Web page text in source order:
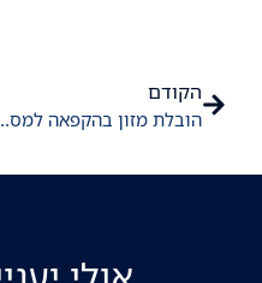
הקודם
הובלת מזון